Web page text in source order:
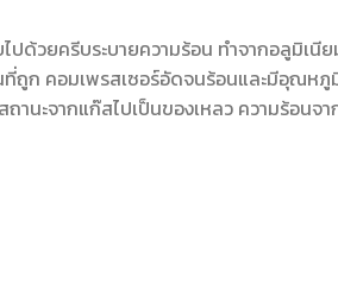
ปด้วยครีบระบายความร้อน ทำจากอลูมิเนี
ถูก คอมเพรสเซอร์อัดจนร้อนและมีอุณหภู
นะจากแก๊สไปเป็นของเหลว ความร้อนจา